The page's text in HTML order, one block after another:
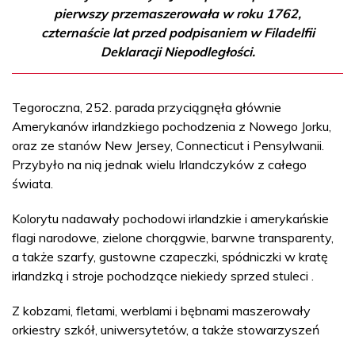
pierwszy przemaszerowała w roku 1762,
czternaście lat przed podpisaniem w Filadelfii
Deklaracji Niepodległości.
Tegoroczna, 252. parada przyciągnęła głównie
Amerykanów irlandzkiego pochodzenia z Nowego Jorku,
oraz ze stanów New Jersey, Connecticut i Pensylwanii.
Przybyło na nią jednak wielu Irlandczyków z całego
świata.
Kolorytu nadawały pochodowi irlandzkie i amerykańskie
flagi narodowe, zielone chorągwie, barwne transparenty,
a także szarfy, gustowne czapeczki, spódniczki w kratę
irlandzką i stroje pochodzące niekiedy sprzed stuleci .
Z kobzami, fletami, werblami i bębnami maszerowały
orkiestry szkół, uniwersytetów, a także stowarzyszeń